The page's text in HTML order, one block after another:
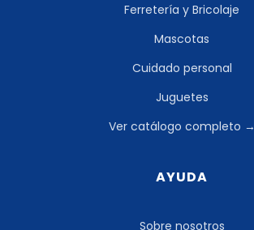
Ferretería y Bricolaje
Mascotas
Cuidado personal
Juguetes
Ver catálogo completo →
AYUDA
Sobre nosotros